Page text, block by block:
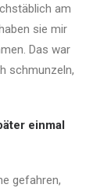
am
sie mir
Das war
schmunzeln,
einmal
gefahren,